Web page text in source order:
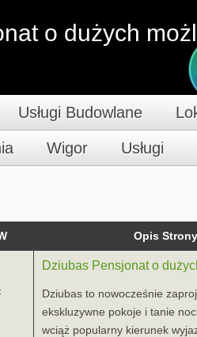
o dużych
Usługi Budowlane
Wigor Usługi
Opis
Dziubas Pensjonat o
Dziubas to nowocześnie
ekskluzywne pokoje i tanie
wciąż popularny kierunek